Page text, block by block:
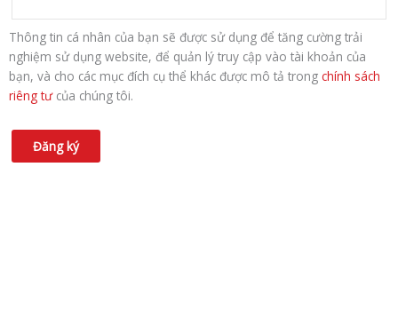
Thông tin cá nhân của bạn sẽ được sử dụng để tăng cường trải
nghiệm sử dụng website, để quản lý truy cập vào tài khoản của
bạn, và cho các mục đích cụ thể khác được mô tả trong chính sách
riêng tưcủa chúng tôi.
Đăng ký